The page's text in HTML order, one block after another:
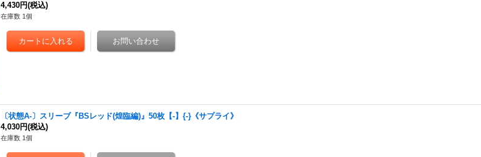
4,430円(税込)
在庫数 1個
〔状態A-〕スリーブ『BSレッド(煌臨編)』50枚【-】{-}《サプライ》
4,030円(税込)
在庫数 1個